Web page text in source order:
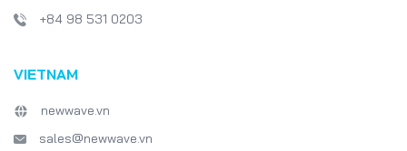
+84 98 531 0203
VIETNAM
newwave.vn
sales@newwave.vn